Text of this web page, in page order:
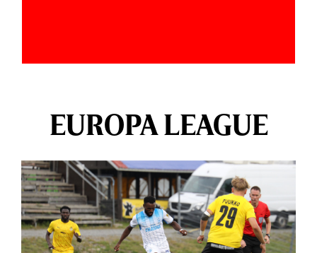
EUROPA LEAGUE